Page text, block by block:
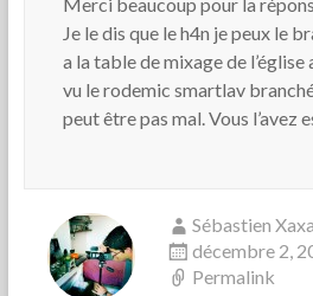
Je le dis que le h4n je peux le
a la table de mixage de l’église
vu le rodemic smartlav
peut être pas mal. Vous l’avez
Sébastien Xaxa
décembre 2,
Permalink